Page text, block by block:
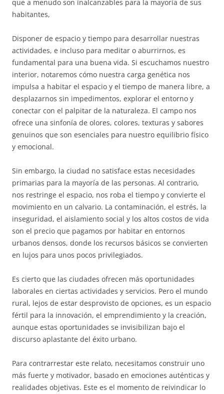
que a menudo son inalcanzables para la mayoría de sus
habitantes,
Disponer de espacio y tiempo para desarrollar nuestras
actividades, e incluso para meditar o aburrirnos, es
fundamental para una buena vida. Si escuchamos nuestro
interior, notaremos cómo nuestra carga genética nos
impulsa a habitar el espacio y el tiempo de manera libre, a
desplazarnos sin impedimentos, explorar el entorno y
conectar con el palpitar de la naturaleza. El campo nos
ofrece una sinfonía de olores, colores, texturas y sabores
genuinos que son esenciales para nuestro equilibrio físico
y emocional.
Sin embargo, la ciudad no satisface estas necesidades
primarias para la mayoría de las personas. Al contrario,
nos restringe el espacio, nos roba el tiempo y convierte el
movimiento en un calvario. La contaminación, el estrés, la
inseguridad, el aislamiento social y los altos costos de vida
son el precio que pagamos por habitar en entornos
urbanos densos, donde los recursos básicos se convierten
en lujos para unos pocos privilegiados.
Es cierto que las ciudades ofrecen más oportunidades
laborales en ciertas actividades y servicios. Pero el mundo
rural, lejos de estar desprovisto de opciones, es un espacio
fértil para la innovación, el emprendimiento y la creación,
aunque estas oportunidades se invisibilizan bajo el
discurso aplastante del éxito urbano.
Para contrarrestar este relato, necesitamos construir uno
más fuerte y motivador, basado en emociones auténticas y
realidades objetivas. Este es el momento de reivindicar lo